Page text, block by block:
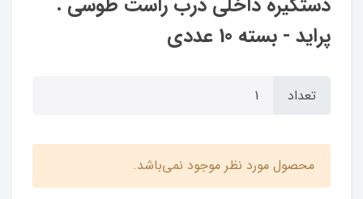
پراید - بسته 10 عددی
تعداد
محصول مورد نظر موجود نمی‌باشد.